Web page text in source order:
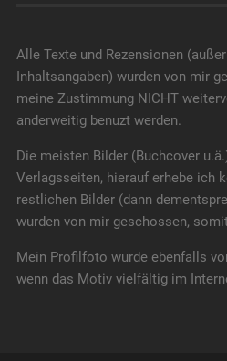
Alle Texte und Rezensionen
Inhaltsangaben) wurden von mir
meine Zustimmung NICHT
anderweitig benuzt werden.
Die meisten Bilder (Buchcover
Verlagsseiten, hierauf erhebe ich
restlichen Bilder (dann
wurden von mir geschossen,
Mein Profilfoto wurde ebenfalls
wenn das Motiv vielfältig im